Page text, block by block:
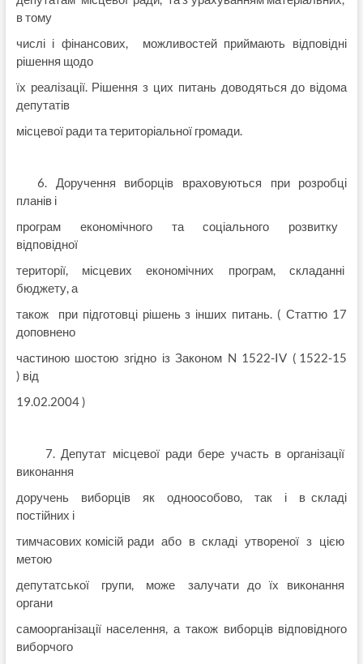
в тому
числі і фінансових, можливостей приймають відповідні
рішення щодо
їх реалізації. Рішення з цих питань доводяться до відома
депутатів
місцевої ради та територіальної громади.
6. Доручення виборців враховуються при розробці
планів і
програм економічного та соціального розвитку
відповідної
території, місцевих економічних програм, складанні
бюджету, а
також при підготовці рішень з інших питань. ( Статтю 17
доповнено
частиною шостою згідно із Законом N 1522-IV ( 1522-15
) від
19.02.2004 )
7. Депутат місцевої ради бере участь в організації
виконання
доручень виборців як одноособово, так і в складі
постійних і
тимчасових комісій ради або в складі утвореної з цією
метою
депутатської групи, може залучати до їх виконання
органи
самоорганізації населення, а також виборців відповідного
виборчого